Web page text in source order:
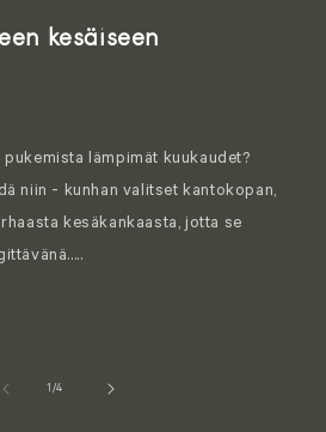
kesäiseen
lämpimät kuukaudet?
niin - kunhan valitset kantokopan,
kesäkankaasta, jotta se
1/
of4